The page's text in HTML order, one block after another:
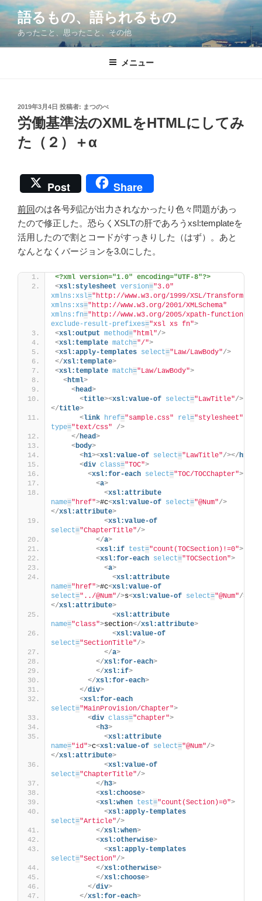
コ
ン
語るもの、語られるもの
あったこと、思ったこと、その他
メニュー
投
稿
日:
2019年3月4日 投稿者: まつのべ
労働基準法のXMLをHTMLにしてみ
た（２）＋α
Post Share
前回のは各号列記が出力されなかったり色々問題があっ
たので修正した。恐らくXSLTの肝であろうxsl:templateを
活用したので割とコードがすっきりした（はず）。あと
なんとなくバージョンを3.0にした。
<?xml version="1.0" encoding="UTF-8"?>
<xsl:stylesheet version="3.0"
xmlns:xsl="http://www.w3.org/1999/XSL/Transform"
xmlns:xs="http://www.w3.org/2001/XMLSchema"
xmlns:fn="http://www.w3.org/2005/xpath-functions"
exclude-result-prefixes="xsl xs fn">
<xsl:output method="html"/>
<xsl:template match="/">
<xsl:apply-templates select="Law/LawBody"/>
</xsl:template>
<xsl:template match="Law/LawBody">
<html>
<head>
<title><xsl:value-of select="LawTitle"/>
</title>
<link href="sample.css" rel="stylesheet"
type="text/css"
/>
</head>
<body>
<h1><xsl:value-of select="LawTitle"/></h1
<div class="TOC">
<xsl:for-each select="TOC/TOCChapter">
<a>
<xsl:attribute
name="href">#c<xsl:value-of select="@Num"/>
</xsl:attribute>
<xsl:value-of
select="ChapterTitle"/>
</a>
<xsl:if test="count(TOCSection)!=0">
<xsl:for-each select="TOCSection">
<a>
<xsl:attribute
name="href">#c<xsl:value-of
select="../@Num"/>s<xsl:value-of select="@Num"/>
</xsl:attribute>
<xsl:attribute
name="class">section</xsl:attribute>
<xsl:value-of
select="SectionTitle"/>
</a>
</xsl:for-each>
</xsl:if>
</xsl:for-each>
</div>
<xsl:for-each
select="MainProvision/Chapter">
<div class="chapter">
<h3>
<xsl:attribute
name="id">c<xsl:value-of select="@Num"/>
</xsl:attribute>
<xsl:value-of
select="ChapterTitle"/>
</h3>
<xsl:choose>
<xsl:when test="count(Section)=0">
<xsl:apply-templates
select="Article"/>
</xsl:when>
<xsl:otherwise>
<xsl:apply-templates
select="Section"/>
</xsl:otherwise>
</xsl:choose>
</div>
</xsl:for-each>